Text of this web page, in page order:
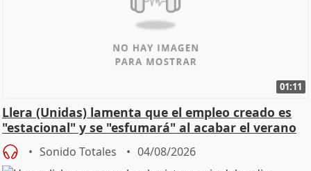
01:11
Llera (Unidas) lamenta que el empleo creado es
"estacional" y se "esfumará" al acabar el verano
Sonido Totales 04/08/2026